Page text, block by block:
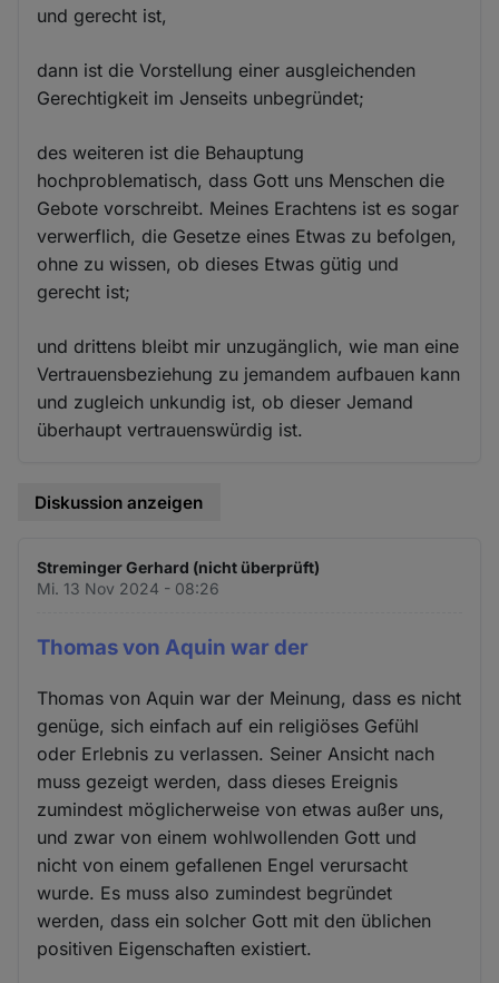
und gerecht ist,
dann ist die Vorstellung einer ausgleichenden
Gerechtigkeit im Jenseits unbegründet;
des weiteren ist die Behauptung
hochproblematisch, dass Gott uns Menschen die
Gebote vorschreibt. Meines Erachtens ist es sogar
verwerflich, die Gesetze eines Etwas zu befolgen,
ohne zu wissen, ob dieses Etwas gütig und
gerecht ist;
und drittens bleibt mir unzugänglich, wie man eine
Vertrauensbeziehung zu jemandem aufbauen kann
und zugleich unkundig ist, ob dieser Jemand
überhaupt vertrauenswürdig ist.
Diskussion anzeigen
Streminger Gerhard (nicht überprüft)
Mi. 13 Nov 2024 - 08:26
Thomas von Aquin war der
Thomas von Aquin war der Meinung, dass es nicht
genüge, sich einfach auf ein religiöses Gefühl
oder Erlebnis zu verlassen. Seiner Ansicht nach
muss gezeigt werden, dass dieses Ereignis
zumindest möglicherweise von etwas außer uns,
und zwar von einem wohlwollenden Gott und
nicht von einem gefallenen Engel verursacht
wurde. Es muss also zumindest begründet
werden, dass ein solcher Gott mit den üblichen
positiven Eigenschaften existiert.